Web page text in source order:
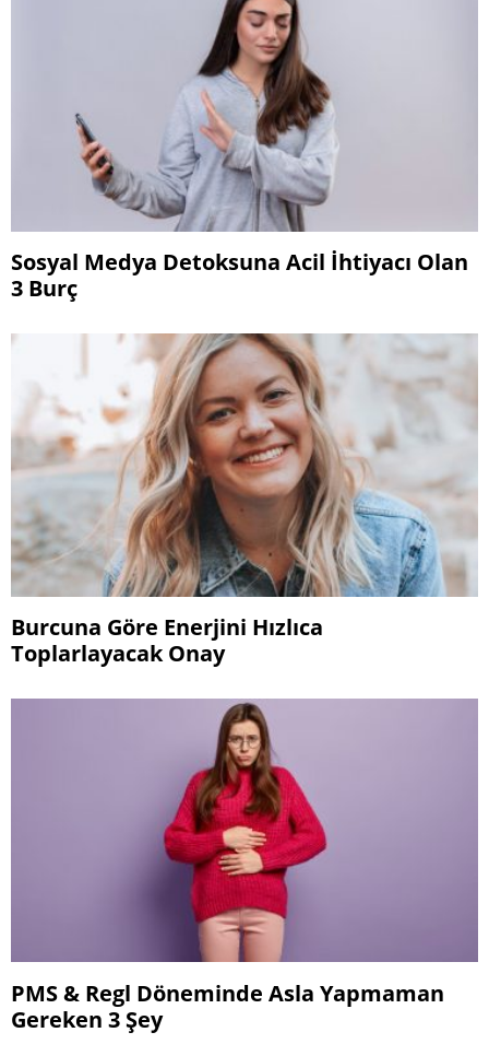
Sosyal Medya Detoksuna Acil İhtiyacı Olan
3 Burç
Burcuna Göre Enerjini Hızlıca
Toplarlayacak Onay
PMS & Regl Döneminde Asla Yapmaman
Gereken 3 Şey